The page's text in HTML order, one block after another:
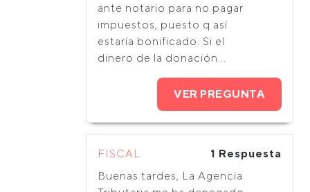
ante notario para no pagar
impuestos, puesto q así
estaría bonificado. Si el
dinero de la donación...
VER PREGUNTA
FISCAL
1 Respuesta
Buenas tardes, La Agencia